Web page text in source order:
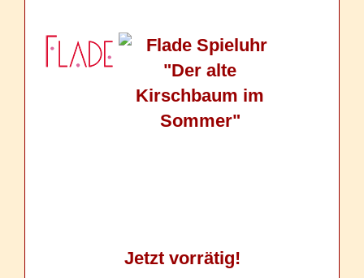
Jetzt vorrätig!